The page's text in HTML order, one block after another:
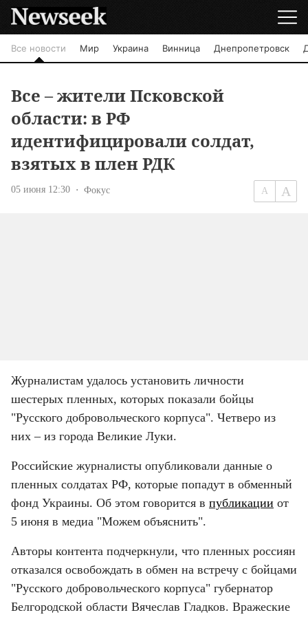
Все новости Мир Украина Винница Днепропетровск
Все – жители Псковской
области: в РФ
идентифицировали солдат,
взятых в плен РДК
05 июня 12:30 Фокус
Журналистам удалось установить личности
шестерых пленных, которых показали бойцы
"Русского добровольческого корпуса". Четверо из
них – из города Великие Луки.
Российские журналисты опубликовали данные о
пленных солдатах РФ, которые попадут в обменный
фонд Украины. Об этом говорится в публикации от
5 июня в медиа "Можем объяснить".
Авторы контента подчеркнули, что пленных россиян
отказался освобождать в обмен на встречу с бойцами
"Русского добровольческого корпуса" губернатор
Белгородской области Вячеслав Гладков. Вражеские